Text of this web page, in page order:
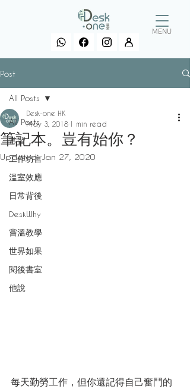
MENU
Post
All Posts
常習
工作坊言
溫室效應
日常背後
DeskWhy
嘗溫教學
世界如果
閱後書室
他說
All Posts
筆記本。豈有始你？
Desk-one HK
May 3, 2018 1 min read
Updated:Jan 27, 2020
每天勤勞工作，但你還記得自己奮鬥的